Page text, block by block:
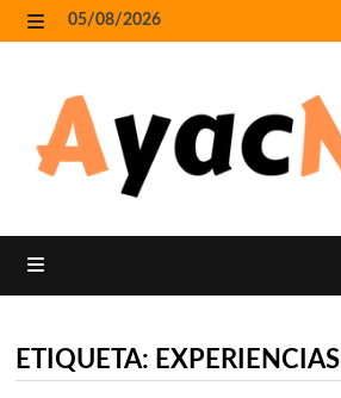
Skip
to
05/08/2026
ETIQUETA: EXPERIENCIAS